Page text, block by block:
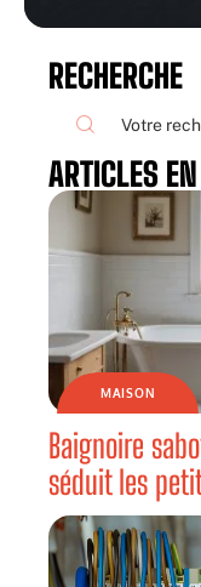
RECHERCHE
ARTICLES
MAISON
Baignoire
séduit les